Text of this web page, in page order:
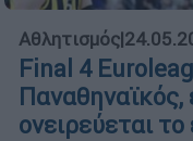
Αθλητισμός|
Final 4
ονειρεύεται